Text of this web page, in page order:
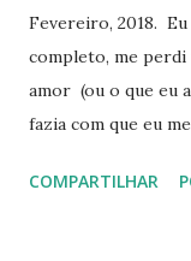
Fevereiro, 2018.
completo, me perdi
amor (ou o que eu
fazia com que eu
estar longe. E do
COMPARTILHAR